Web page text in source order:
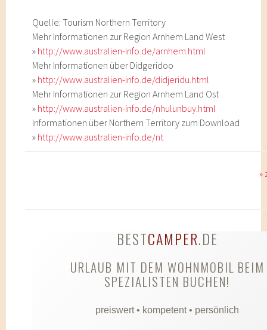
Quelle: Tourism Northern Territory
Mehr Informationen zur Region Arnhem Land West
» http://www.australien-info.de/arnhem.html
Mehr Informationen über Didgeridoo
» http://www.australien-info.de/didjeridu.html
Mehr Informationen zur Region Arnhem Land Ost
» http://www.australien-info.de/nhulunbuy.html
Informationen über Northern Territory zum Download
» http://www.australien-info.de/nt
»
BESTCAMPER.DE
URLAUB MIT DEM WOHNMOBIL BEIM
SPEZIALISTEN BUCHEN!
preiswert • kompetent • persönlich